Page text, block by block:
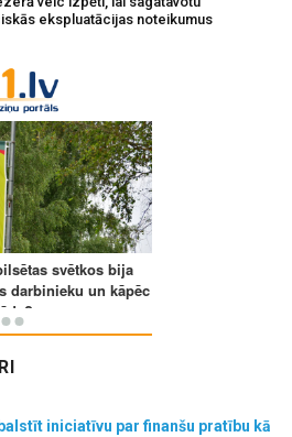
ekspluatācijas noteikumus
iniciatīvu par finanšu pratību kā